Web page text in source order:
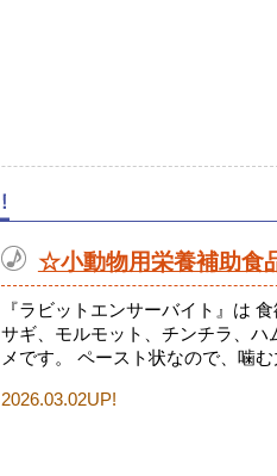
☆小動物用栄養補助食
『ラビットエンサーバイト』は
サギ、モルモット、チンチラ、ハ
メです。 ペースト状なので、噛
2026.03.02UP!